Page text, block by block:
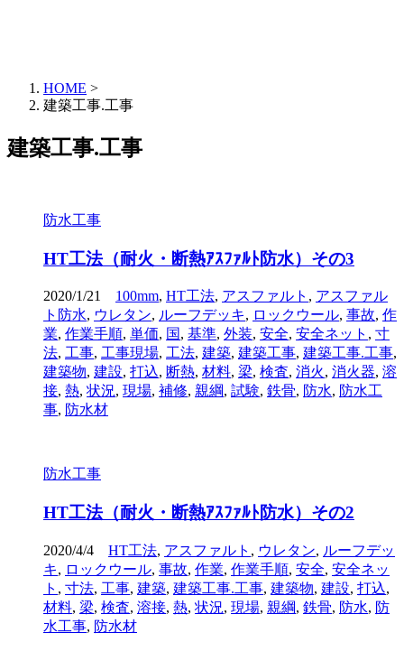
HOME >
建築工事.工事
建築工事.工事
防水工事
HT工法（耐火・断熱ｱｽﾌｧﾙﾄ防水）その3
2020/1/21 100mm, HT工法, アスファルト , アスファル
ト防水, ウレタン, ルーフデッキ, ロックウール, 事故, 作
業, 作業手順, 単価, 国, 基準, 外装, 安全, 安全ネット , 寸
法, 工事, 工事現場, 工法, 建築, 建築工事, 建築工事.工事,
建築物, 建設, 打込, 断熱, 材料, 梁, 検査, 消火, 消火器, 溶
接, 熱, 状況, 現場, 補修, 親綱, 試験, 鉄骨, 防水, 防水工
事, 防水材
防水工事
HT工法（耐火・断熱ｱｽﾌｧﾙﾄ防水）その2
2020/4/4 HT工法, アスファルト , ウレタン, ルーフデッ
キ, ロックウール, 事故, 作業, 作業手順, 安全, 安全ネッ
ト , 寸法, 工事, 建築, 建築工事.工事, 建築物, 建設, 打込,
材料, 梁, 検査, 溶接, 熱, 状況, 現場, 親綱, 鉄骨, 防水, 防
水工事, 防水材